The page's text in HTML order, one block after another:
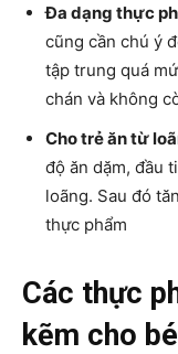
Đa dạng thực
cũng cần chú ý
tập trung quá
chán và không
Cho trẻ ăn từ
độ ăn dặm, đầu
loãng. Sau đó
thực phẩm
Các thực
kẽm cho